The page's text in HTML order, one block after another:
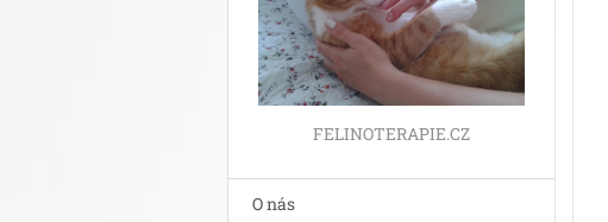
FELINOTERAPIE.CZ
O nás